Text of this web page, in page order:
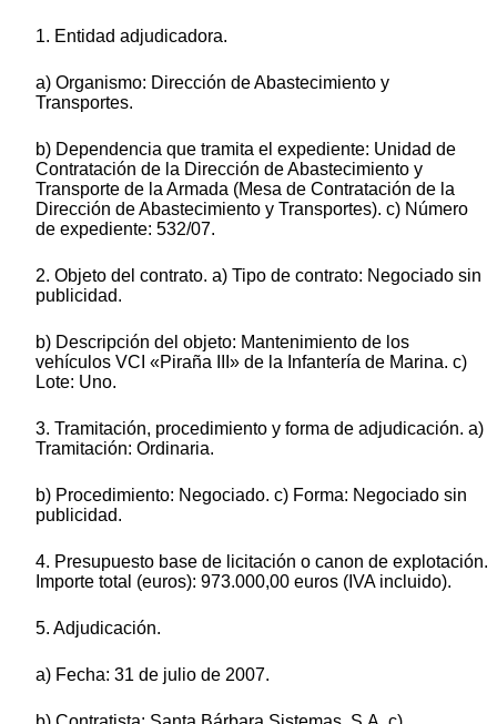
1. Entidad adjudicadora.
a) Organismo: Dirección de Abastecimiento y
Transportes.
b) Dependencia que tramita el expediente: Unidad de
Contratación de la Dirección de Abastecimiento y
Transporte de la Armada (Mesa de Contratación de la
Dirección de Abastecimiento y Transportes). c) Número
de expediente: 532/07.
2. Objeto del contrato. a) Tipo de contrato: Negociado sin
publicidad.
b) Descripción del objeto: Mantenimiento de los
vehículos VCI «Piraña III» de la Infantería de Marina. c)
Lote: Uno.
3. Tramitación, procedimiento y forma de adjudicación. a)
Tramitación: Ordinaria.
b) Procedimiento: Negociado. c) Forma: Negociado sin
publicidad.
4. Presupuesto base de licitación o canon de explotación.
Importe total (euros): 973.000,00 euros (IVA incluido).
5. Adjudicación.
a) Fecha: 31 de julio de 2007.